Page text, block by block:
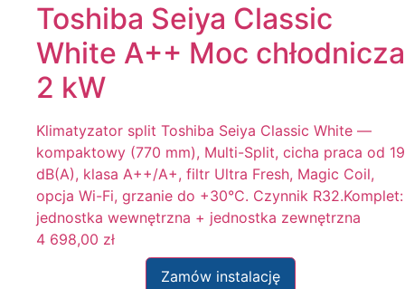
Toshiba Seiya Classic
White A++ Moc chłodnicza
2 kW
Klimatyzator split Toshiba Seiya Classic White —
kompaktowy (770 mm), Multi-Split, cicha praca od 19
dB(A), klasa A++/A+, filtr Ultra Fresh, Magic Coil,
opcja Wi-Fi, grzanie do +30°C. Czynnik R32.Komplet:
jednostka wewnętrzna + jednostka zewnętrzna
4 698,00 zł
Zamów instalację